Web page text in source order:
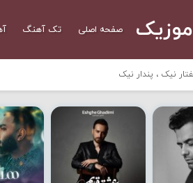
صفحه اصلی تک آهنگ
نیک ، پندار نیک